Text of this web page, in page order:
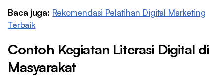
Baca juga: Rekomendasi Pelatihan Digital Marketing
Terbaik
Contoh Kegiatan Literasi Digital di
Masyarakat